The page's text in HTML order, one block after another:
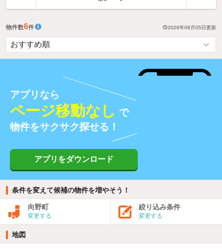
物件数6件 2026年08月05日更新
アプリなら
ページ移動なし で
物件をサクサク探せる！
アプリをダウンロード
条件を変えて候補の物件を増やそう！
向野町
変更する
絞り込み条件
変更する
地図